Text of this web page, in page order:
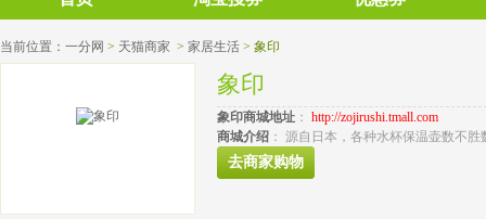
当前位置： 一分网 > 天猫商家 > 家居生活 > 象印
象印
象印商城地址 ： http://zojirushi.tmall.com
商城介绍 ： 源自日本，各种水杯保温壶数不
去商家购物